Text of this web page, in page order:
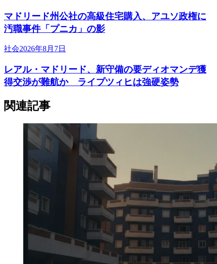
マドリード州公社の高級住宅購入、アユソ政権に
汚職事件「プニカ」の影
社会2026年8月7日
レアル・マドリード、新守備の要ディオマンデ獲
得交渉が難航か ライプツィヒは強硬姿勢
関連記事